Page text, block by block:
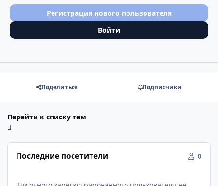
Регистрация нового пользователя
Войти
Поделиться Подписчики
Перейти к списку тем
Последние посетители 0